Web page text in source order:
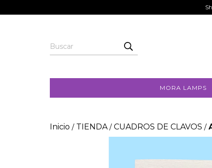
MORA LAMPS
Inicio / TIENDA / CUADROS DE CLAVOS /